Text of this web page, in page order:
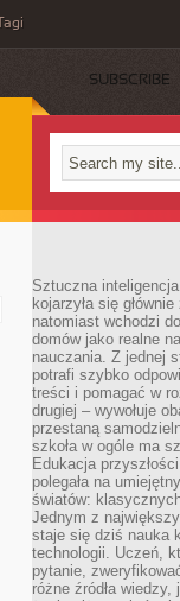
Tagi
SUBSCRIBE
Sztuczna
kojarzyła się
natomiast wchodzi
domów jako realne
nauczania. Z jednej
potrafi szybko
treści i pomagać w
drugiej – wywołuje
przestaną
szkoła w ogóle ma
Edukacja
polegała na
światów:
Jednym z
staje się dziś nauka
technologii. Uczeń,
pytanie,
różne źródła